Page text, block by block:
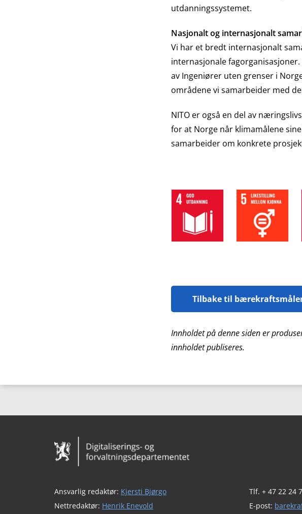
utdanningssystemet.
Nasjonalt og internasjonalt
Vi har et bredt internasjonalt
internasjonale
av Ingeniører uten grenser i
områdene vi samarbeider med
NITO er også en del av
for at Norge når klimamålene
samarbeider om konkrete
Tilbake til
Innholdet på denne siden er
innholdet publiseres.
Bunntekst
Ansvarlig redaktør: Kjersti Bjørgo
Nettredaktør: Henrik Enevold
Tlf. + 47 22 24
E-post: